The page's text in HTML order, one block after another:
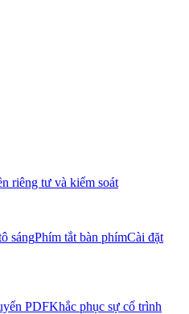
riêng tư và kiểm soát
sángPhím tắt bàn phímCài đặt
PDFKhắc phục sự cố trình